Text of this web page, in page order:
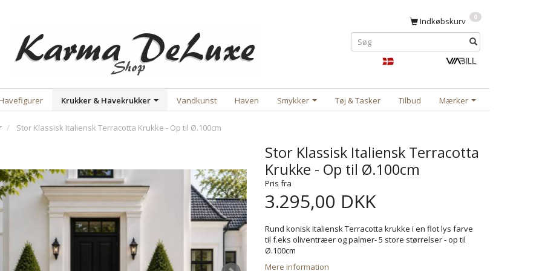
Indkøbskurv 0
Krukker & Havekrukker Vandkunst Haven Smykker Tøj & Tasker Tilbud Mærker
Stor Klassisk Italiensk Terracotta Krukke - Op til Ø.100cm
Stor Klassisk Italiensk Terracotta
Krukke - Op til Ø.100cm
Pris fra
3.295,00 DKK
Rund konisk Italiensk Terracotta krukke i en flot lys farve
til f.eks oliventræer og palmer- 5 store størrelser - op til
Ø.100cm
Mere information